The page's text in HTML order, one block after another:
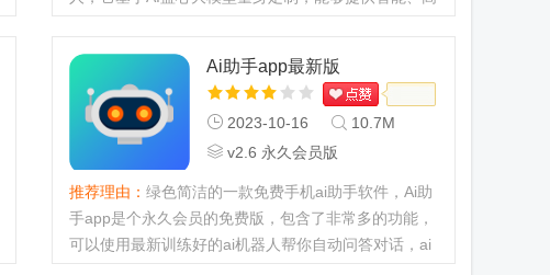
Ai助手app最新版
2023-10-16
10.7M
v2.6 永久会员版
推荐理由： 绿色简洁的一款免费手机ai助手软件，Ai助
手app是个永久会员的免费版，包含了非常多的功能，
可以使用最新训练好的ai机器人帮你自动问答对话，ai